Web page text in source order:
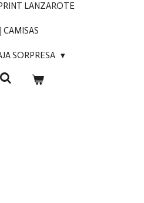
LANZAROTE
CAMISAS
SORPRESA